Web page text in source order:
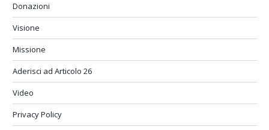
Donazioni
Visione
Missione
Aderisci ad Articolo 26
Video
Privacy Policy